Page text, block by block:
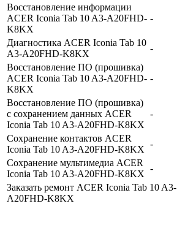
Восстановление информации
ACER Iconia Tab 10 A3-A20FHD-
K8KX
-
Диагностика ACER Iconia Tab 10
A3-A20FHD-K8KX
-
Восстановление ПО (прошивка)
ACER Iconia Tab 10 A3-A20FHD-
K8KX
-
Восстановление ПО (прошивка)
с сохранением данных ACER
Iconia Tab 10 A3-A20FHD-K8KX
-
Сохранение контактов ACER
Iconia Tab 10 A3-A20FHD-K8KX
-
Сохранение мультимедиа ACER
Iconia Tab 10 A3-A20FHD-K8KX
-
Заказать ремонт ACER Iconia Tab 10 A3-
A20FHD-K8KX